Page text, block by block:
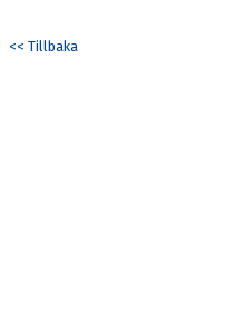
<< Tillbaka